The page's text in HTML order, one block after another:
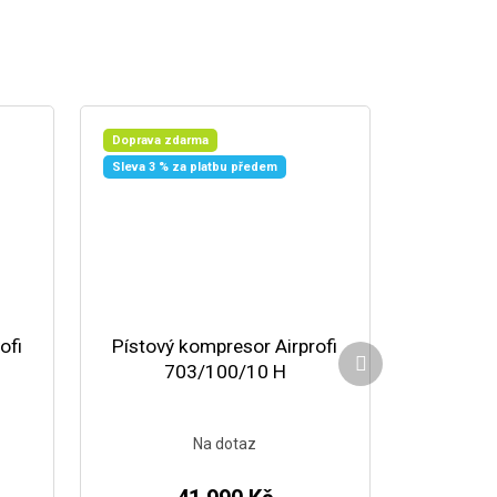
Doprava zdarma
Sleva 3 % za platbu předem
Pístový kompresor Airprofi
703/100/10 H
Na dotaz
Další produkt